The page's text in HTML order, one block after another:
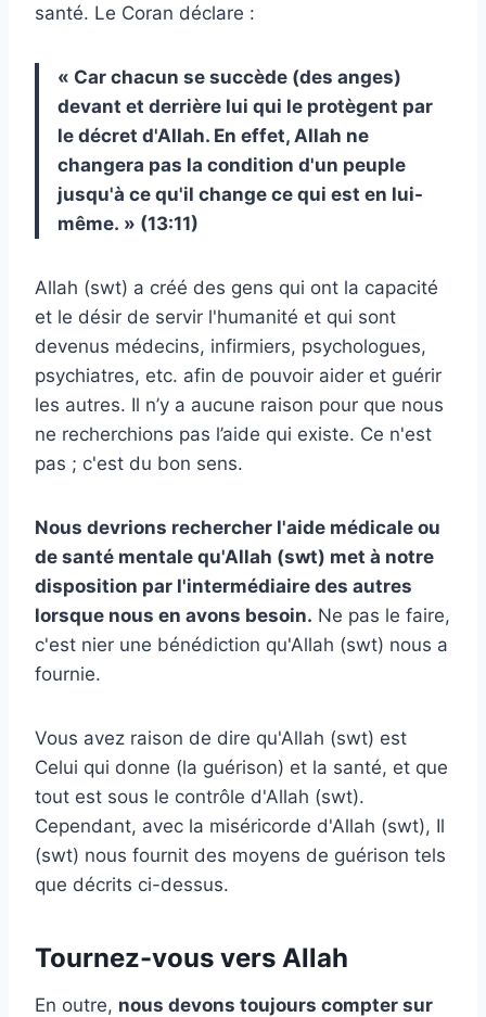
santé. Le Coran déclare :
« Car chacun se succède (des anges)
devant et derrière lui qui le protègent par
le décret d'Allah. En effet, Allah ne
changera pas la condition d'un peuple
jusqu'à ce qu'il change ce qui est en lui-
même. » (13:11)
Allah (swt) a créé des gens qui ont la capacité
et le désir de servir l'humanité et qui sont
devenus médecins, infirmiers, psychologues,
psychiatres, etc. afin de pouvoir aider et guérir
les autres. Il n’y a aucune raison pour que nous
ne recherchions pas l’aide qui existe. Ce n'est
pas ; c'est du bon sens.
Nous devrions rechercher l'aide médicale ou
de santé mentale qu'Allah (swt) met à notre
disposition par l'intermédiaire des autres
lorsque nous en avons besoin. Ne pas le faire,
c'est nier une bénédiction qu'Allah (swt) nous a
fournie.
Vous avez raison de dire qu'Allah (swt) est
Celui qui donne (la guérison) et la santé, et que
tout est sous le contrôle d'Allah (swt).
Cependant, avec la miséricorde d'Allah (swt), Il
(swt) nous fournit des moyens de guérison tels
que décrits ci-dessus.
Tournez-vous vers Allah
En outre, nous devons toujours compter sur